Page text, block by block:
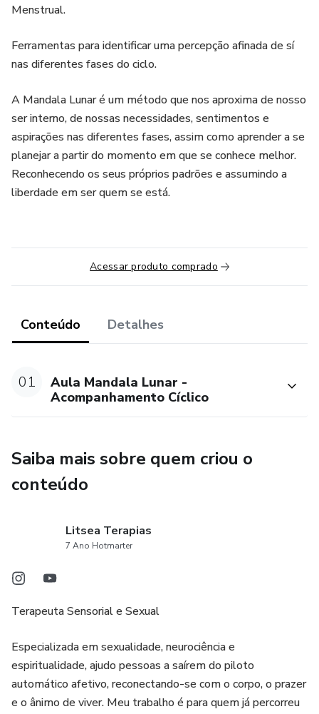
Menstrual.
Ferramentas para identificar uma percepção afinada de sí
nas diferentes fases do ciclo.
A Mandala Lunar é um método que nos aproxima de nosso
ser interno, de nossas necessidades, sentimentos e
aspirações nas diferentes fases, assim como aprender a se
planejar a partir do momento em que se conhece melhor.
Reconhecendo os seus próprios padrões e assumindo a
liberdade em ser quem se está.
Acessar produto comprado
Conteúdo Detalhes
01
Aula Mandala Lunar -
Acompanhamento Cíclico
Saiba mais sobre quem criou o
conteúdo
Litsea Terapias
7 Ano Hotmarter
Terapeuta Sensorial e Sexual
Especializada em sexualidade, neurociência e
espiritualidade, ajudo pessoas a saírem do piloto
automático afetivo, reconectando-se com o corpo, o prazer
e o ânimo de viver. Meu trabalho é para quem já percorreu